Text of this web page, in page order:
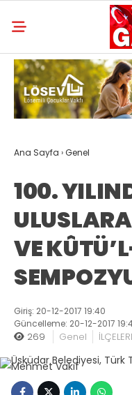
Ana Sayfa ›Genel
100.
VE
Giriş: 20-12-2017 19:40
Güncelleme: 20-12-2017
269 Genel